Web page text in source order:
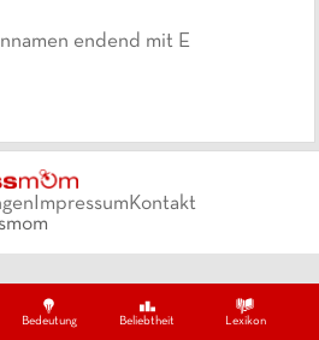
Bedeutung Beliebtheit Lexikon
endend mit E
ImpressumKontakt